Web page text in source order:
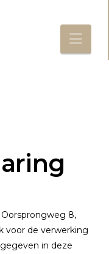
8,
voor de verwerking
in deze